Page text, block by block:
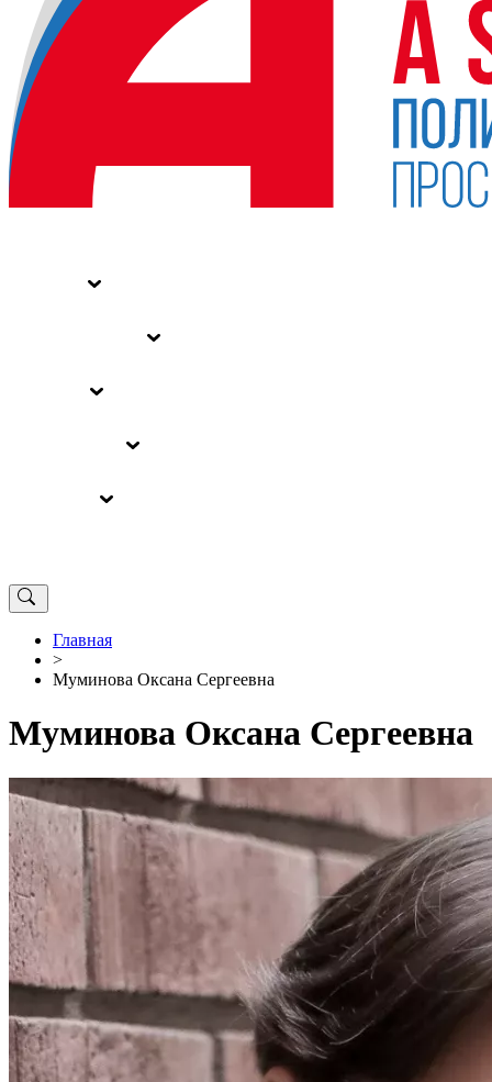
Главная
>
Муминова Оксана Сергеевна
Муминова Оксана Сергеевна